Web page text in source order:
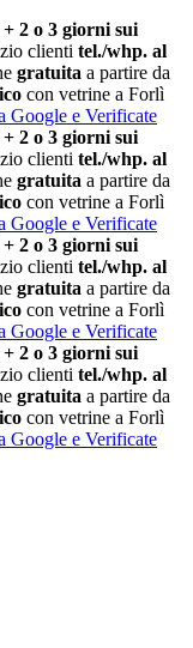
+ 2 o 3 giorni sui
clienti tel./whp. al
gratuita a partire da
con vetrine a Forlì
Google e Verificate
+ 2 o 3 giorni sui
clienti tel./whp. al
gratuita a partire da
con vetrine a Forlì
Google e Verificate
+ 2 o 3 giorni sui
clienti tel./whp. al
gratuita a partire da
con vetrine a Forlì
Google e Verificate
+ 2 o 3 giorni sui
clienti tel./whp. al
gratuita a partire da
con vetrine a Forlì
Google e Verificate